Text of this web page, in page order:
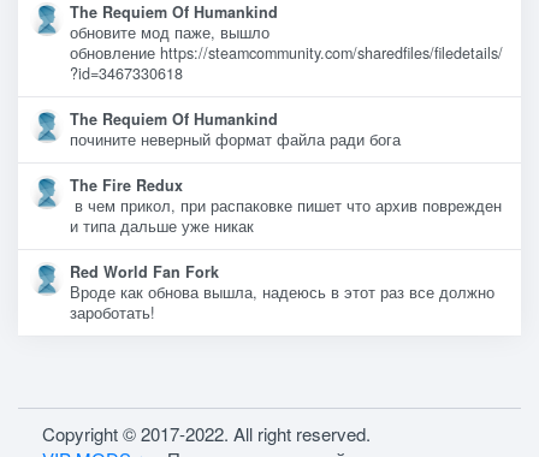
The Requiem Of Humankind
обновите мод паже, вышло
обновление https://steamcommunity.com/sharedfiles/filedetails/
?id=3467330618
The Requiem Of Humankind
почините неверный формат файла ради бога
The Fire Redux
в чем прикол, при распаковке пишет что архив поврежден
и типа дальше уже никак
Red World Fan Fork
Вроде как обнова вышла, надеюсь в этот раз все должно
зароботать!
Copyright © 2017-2022. All right reserved.